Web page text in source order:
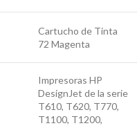
Cartucho de Tinta
72 Magenta
Impresoras HP
DesignJet de la serie
T610, T620, T770,
T1100, T1200,